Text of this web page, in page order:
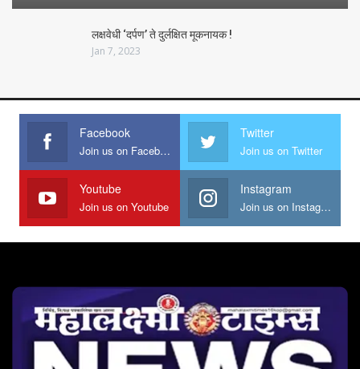
लक्षवेधी ‘दर्पण’ ते दुर्लक्षित मूकनायक !
Jan 7, 2023
Facebook
Join us on Facebook
Twitter
Join us on Twitter
Youtube
Join us on Youtube
Instagram
Join us on Instagram